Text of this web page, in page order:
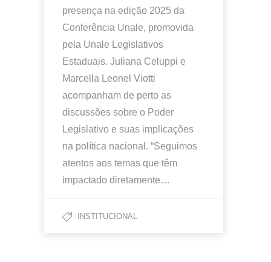
presença na edição 2025 da
Conferência Unale, promovida
pela Unale Legislativos
Estaduais. Juliana Celuppi e
Marcella Leonel Viotti
acompanham de perto as
discussões sobre o Poder
Legislativo e suas implicações
na política nacional. “Seguimos
atentos aos temas que têm
impactado diretamente…
INSTITUCIONAL